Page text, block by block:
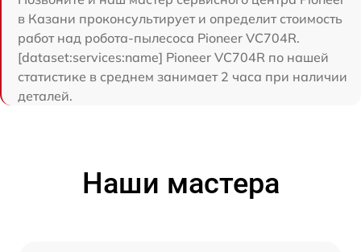
в Казани проконсультирует и определит стоимость
работ над робота-пылесоса Pioneer VC704R.
[dataset:services:name] Pioneer VC704R по нашей
статистике в среднем занимает 2 часа при наличии
деталей.
Наши мастера